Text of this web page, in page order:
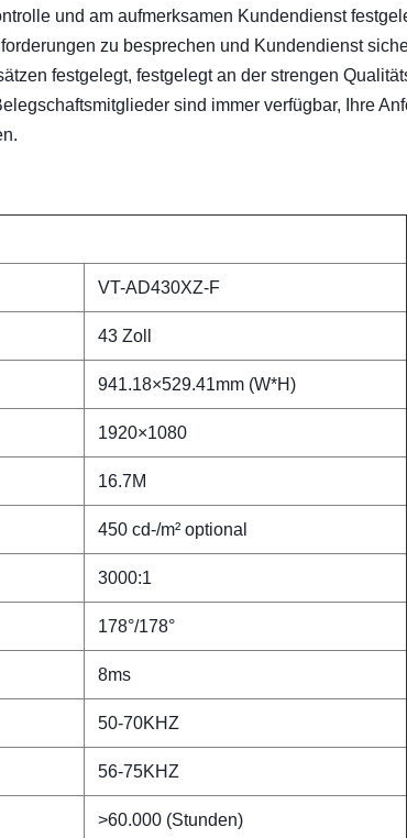
und am aufmerksamen Kundendienst
zu besprechen und Kundendienst
festgelegt, festgelegt an der strengen
sind immer verfügbar, Ihre
VT-AD430XZ-F
43 Zoll
941.18×529.41mm (W*H)
1920×1080
16.7M
450 cd-/m² optional
3000:1
178°/178°
8ms
50-70KHZ
56-75KHZ
>60.000 (Stunden)